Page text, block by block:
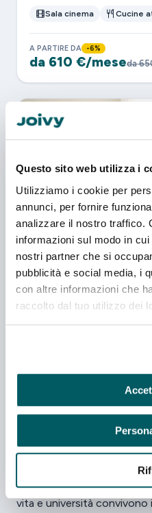
Questo sito web utilizza i
Utilizziamo i cookie per
annunci, per fornire
analizzare il nostro traffico.
informazioni sul modo in
nostri partner che si
pubblicità e social media, i
con altre informazioni che
raccolto dal tuo utilizzo dei
Sala cinema Cucine
A PARTIRE DA -6%
da 610 €/meseda
Parma City
Via Guglielmo Oberdan, 4,
Lavanderia
Sistema
Cucina privata
A PARTIRE DA
Vivere e
Parma, capitale della Food
accogliente e a misura di
vita e università